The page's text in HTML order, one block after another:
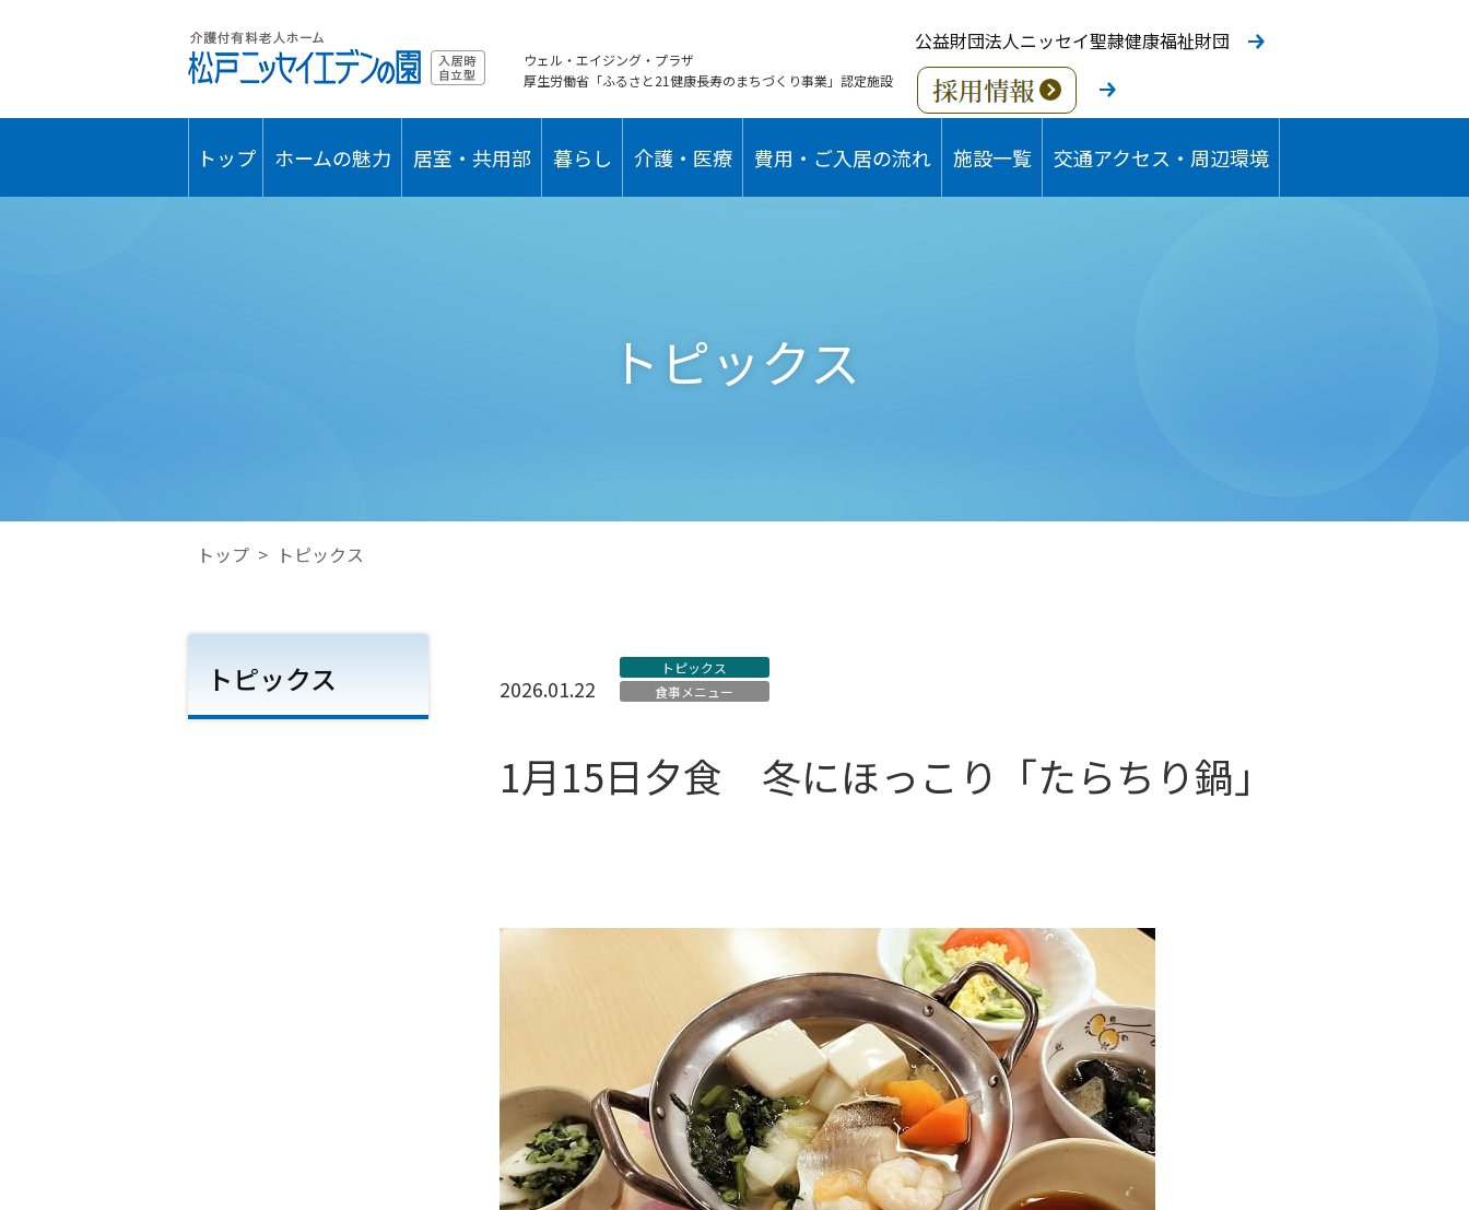
公益財団法人ニッセイ聖隷健康福祉財団
ウェル・エイジング・プラザ
厚生労働省「ふるさと21健康長寿のまちづくり事業」認定施設
トップ ホームの魅力 居室・共用部 暮らし 介護・医療 費用・ご入居の流れ 施設一覧 交通アクセス・周辺環境
トピックス
トップ > トピックス
2026.01.22
トピックス
食事メニュー
1月15日夕食 冬にほっこり「たらちり鍋」
トピックス